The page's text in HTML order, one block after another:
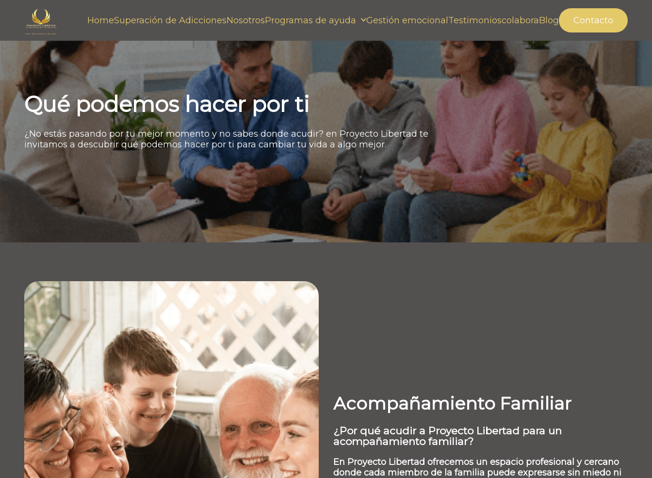
HomeSuperación de AdiccionesNosotrosProgramas de ayuda Gestión emocional TestimonioscolaboraBlog Contacto
Qué podemos hacer por ti
¿No estás pasando por tu mejor momento y no sabes donde acudir? en Proyecto Libertad te
invitamos a descubrir qué podemos hacer por ti para cambiar tu vida a algo mejor.
Acompañamiento Familiar
¿Por qué acudir a Proyecto Libertad para un
acompañamiento familiar?
En Proyecto Libertad ofrecemos un espacio profesional y cercano
donde cada miembro de la familia puede expresarse sin miedo ni